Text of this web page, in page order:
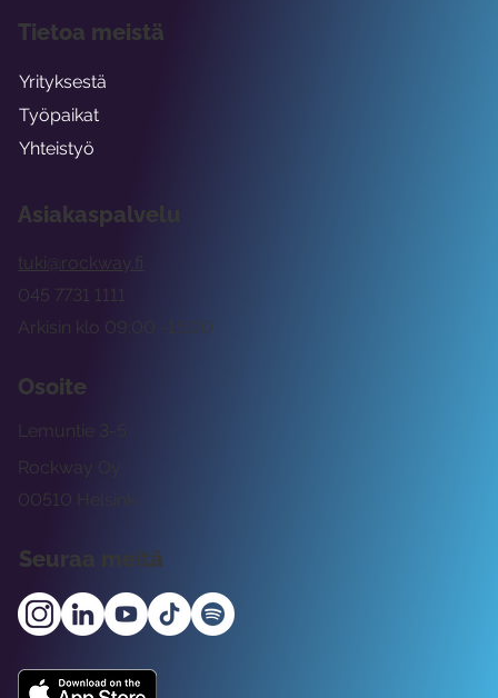
Asiakaspalvelu
tuki@rockway.fi
Arkisin klo 09:00 -15:00
045 7731 1111
Osoite
Rockway Oy
Lemuntie 3-5
00510 Helsinki
Seuraa meitä
Tietoa meistä
Yrityksestä
Työpaikat
Yhteistyö